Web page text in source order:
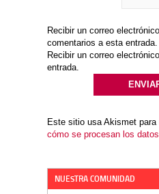
Recibir un correo
comentarios a esta entrada.
Recibir un correo
entrada.
Este sitio usa Akismet para
cómo se procesan los
NUESTRA COMUNIDAD